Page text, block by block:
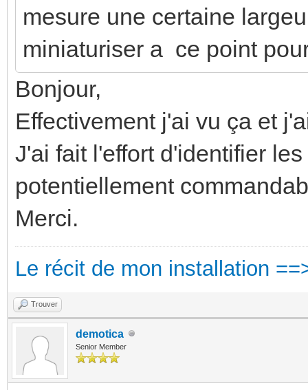
mesure une certaine
miniaturiser a ce point
Bonjour,
Effectivement j'ai vu ça et
J'ai fait l'effort d'identifier
potentiellement
Merci.
Le récit de mon installation
Trouver
demotica
Senior Member